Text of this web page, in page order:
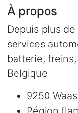
À propos
Depuis plus
services
batterie,
Belgique
9250
Région